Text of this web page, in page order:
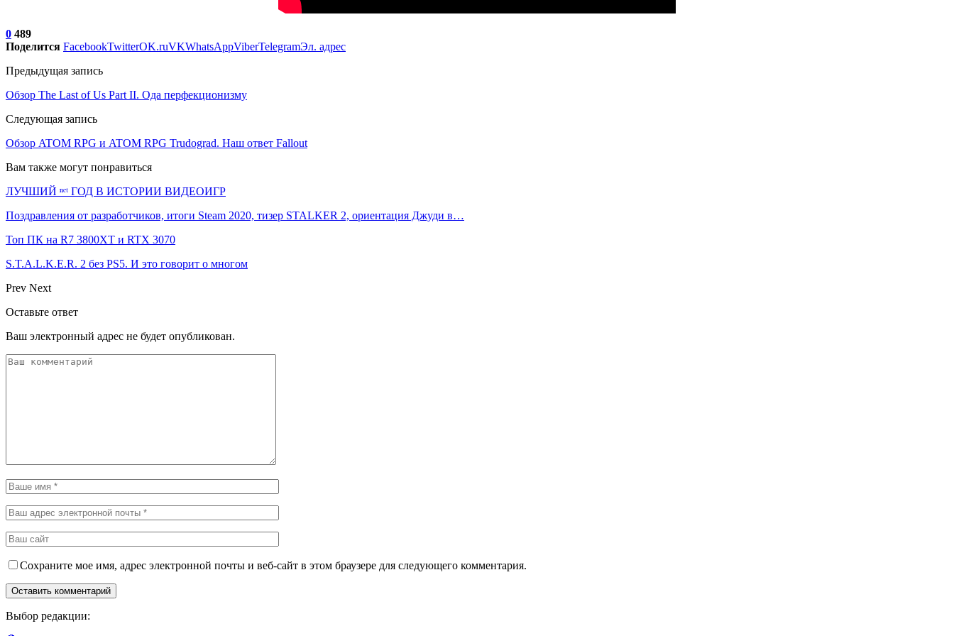
0 489
Поделится FacebookTwitterOK.ruVKWhatsAppViberTelegramЭл. адрес
Предыдущая запись
Обзор The Last of Us Part II. Ода перфекционизму
Следующая запись
Обзор ATOM RPG и ATOM RPG Trudograd. Наш ответ Fallout
Вам также могут понравиться
ЛУЧШИЙ ⁿᵉᵗ ГОД В ИСТОРИИ ВИДЕОИГР
Поздравления от разработчиков, итоги Steam 2020, тизер STALKER 2, ориентация Джуди в…
Топ ПК на R7 3800XT и RTX 3070
S.T.A.L.K.E.R. 2 без PS5. И это говорит о многом
Prev Next
Оставьте ответ
Ваш электронный адрес не будет опубликован.
Сохраните мое имя, адрес электронной почты и веб-сайт в этом браузере для следующего комментария.
Выбор редакции: